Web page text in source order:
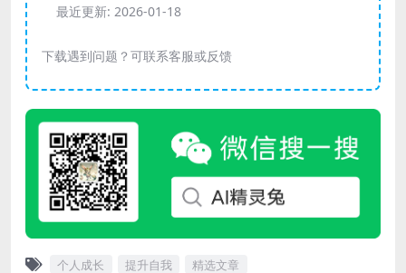
最近更新: 2026-01-18
下载遇到问题？可联系客服或反馈
个人成长 提升自我 精选文章